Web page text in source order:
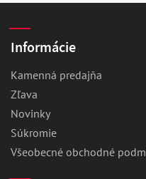
Informácie
Kamenná predajňa
Zľava
Novinky
Súkromie
Všeobecné obchodné